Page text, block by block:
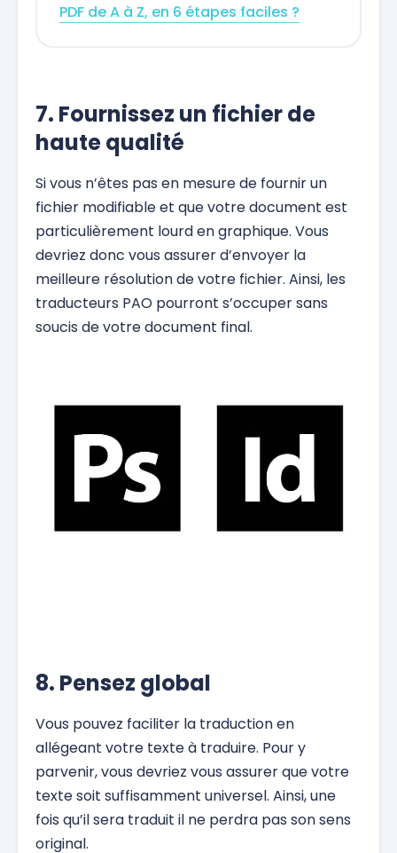
PDF de A à Z, en 6 étapes faciles ?
7. Fournissez un fichier de
haute qualité
Si vous n’êtes pas en mesure de fournir un
fichier modifiable et que votre document est
particulièrement lourd en graphique. Vous
devriez donc vous assurer d’envoyer la
meilleure résolution de votre fichier. Ainsi, les
traducteurs PAO pourront s’occuper sans
soucis de votre document final.
8. Pensez global
Vous pouvez faciliter la traduction en
allégeant votre texte à traduire. Pour y
parvenir, vous devriez vous assurer que votre
texte soit suffisamment universel. Ainsi, une
fois qu’il sera traduit il ne perdra pas son sens
original.